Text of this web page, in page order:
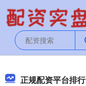
正规配资平台排行